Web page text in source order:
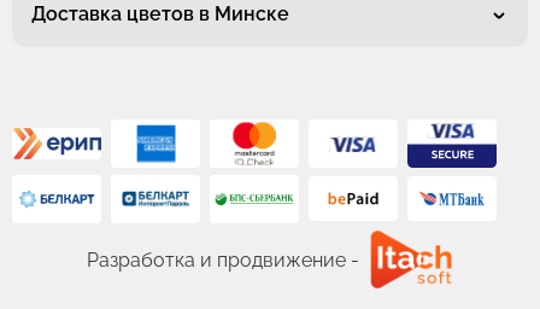
Доставка цветов в Минске
Разработка и продвижение -